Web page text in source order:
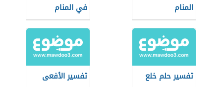
المنام
في المنام
تفسير حلم خلع
تفسير الأفعى